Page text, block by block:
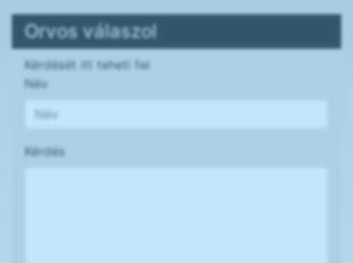
Orvos válaszol
Kérdését itt teheti fel
Név
Kérdés